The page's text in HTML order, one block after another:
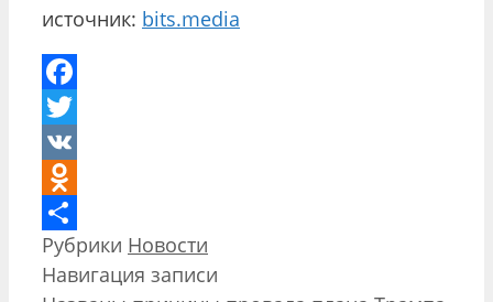
источник: bits.media
Facebook
Twitter
VK
Odnoklassniki
Отправить
Рубрики Новости
Навигация записи